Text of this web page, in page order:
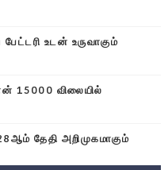
உடன் உருவாகும்
15000 விலையில்
தேதி அறிமுகமாகும்